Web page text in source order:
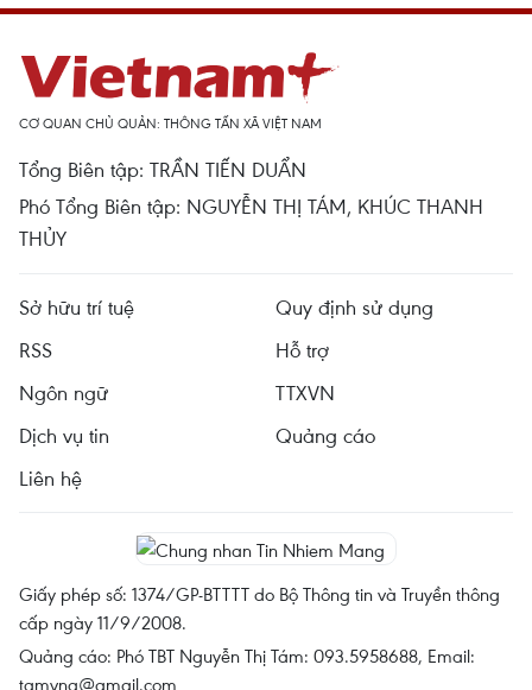
CƠ QUAN CHỦ QUẢN: THÔNG TẤN XÃ VIỆT NAM
Tổng Biên tập: TRẦN TIẾN DUẨN
Phó Tổng Biên tập: NGUYỄN THỊ TÁM, KHÚC THANH
THỦY
Sở hữu trí tuệ
Quy định sử dụng
RSS
Hỗ trợ
Ngôn ngữ
TTXVN
Dịch vụ tin
Quảng cáo
Liên hệ
Giấy phép số: 1374/GP-BTTTT do Bộ Thông tin và Truyền thông
cấp ngày 11/9/2008.
Quảng cáo: Phó TBT Nguyễn Thị Tám: 093.5958688, Email:
tamvna@gmail.com